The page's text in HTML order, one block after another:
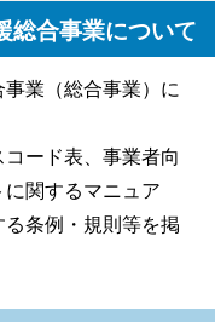
総合事業について
業（総合事業）に
ード表、事業者向
関するマニュア
条例・規則等を掲